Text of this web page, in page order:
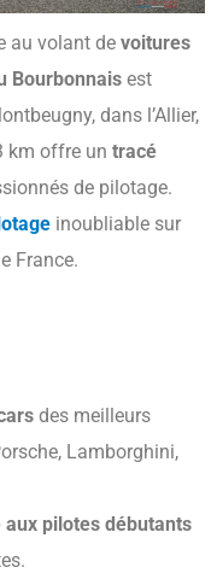
au volant de voitures
Bourbonnais est
dans l’Allier,
km offre un tracé
de pilotage.
inoubliable sur
France.
des meilleurs
Lamborghini,
pilotes débutants